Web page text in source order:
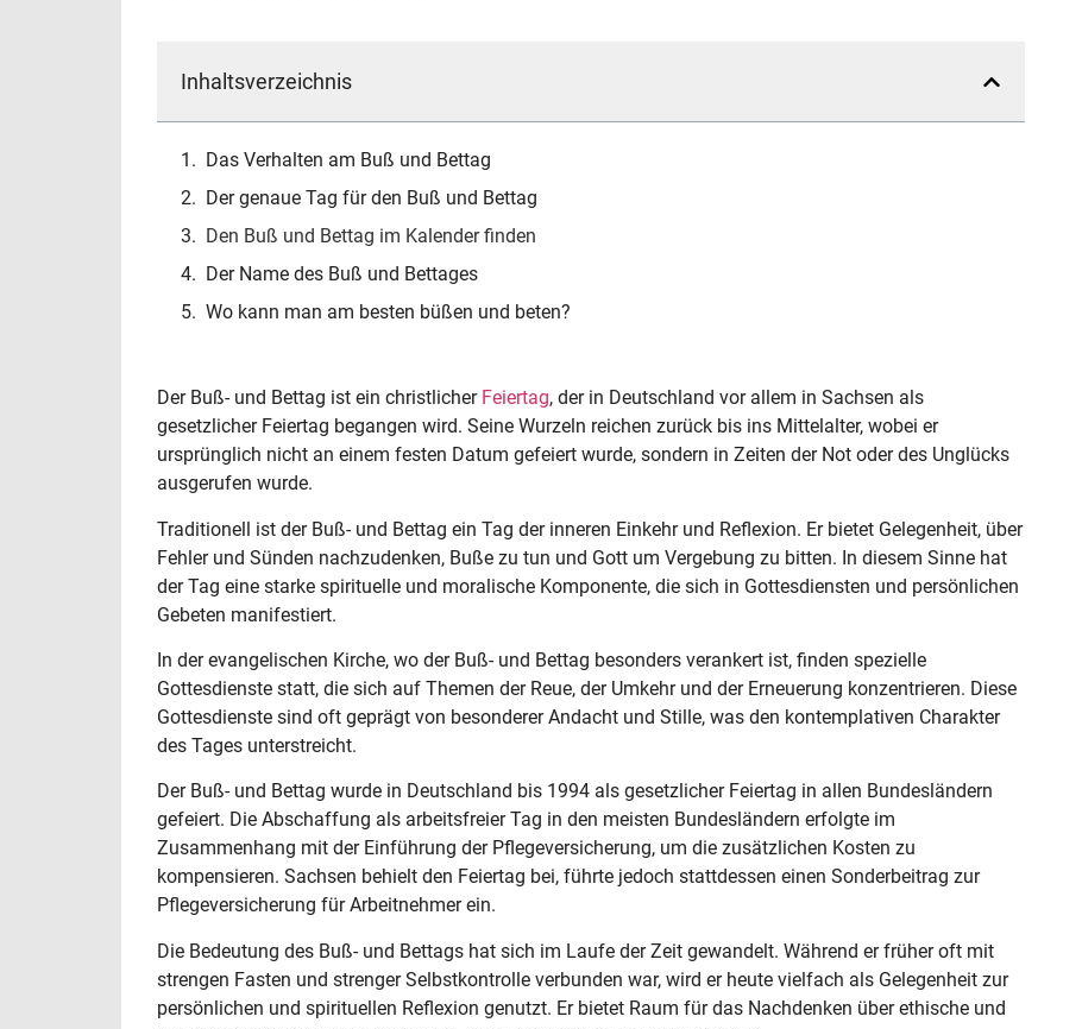
Inhaltsverzeichnis
Das Verhalten am Buß und Bettag
Der genaue Tag für den Buß und Bettag
Den Buß und Bettag im Kalender finden
Der Name des Buß und Bettages
Wo kann man am besten büßen und beten?
Der Buß- und Bettag ist ein christlicher Feiertag, der in Deutschland vor allem in Sachsen als
gesetzlicher Feiertag begangen wird. Seine Wurzeln reichen zurück bis ins Mittelalter, wobei er
ursprünglich nicht an einem festen Datum gefeiert wurde, sondern in Zeiten der Not oder des Unglücks
ausgerufen wurde.
Traditionell ist der Buß- und Bettag ein Tag der inneren Einkehr und Reflexion. Er bietet Gelegenheit, über
Fehler und Sünden nachzudenken, Buße zu tun und Gott um Vergebung zu bitten. In diesem Sinne hat
der Tag eine starke spirituelle und moralische Komponente, die sich in Gottesdiensten und persönlichen
Gebeten manifestiert.
In der evangelischen Kirche, wo der Buß- und Bettag besonders verankert ist, finden spezielle
Gottesdienste statt, die sich auf Themen der Reue, der Umkehr und der Erneuerung konzentrieren. Diese
Gottesdienste sind oft geprägt von besonderer Andacht und Stille, was den kontemplativen Charakter
des Tages unterstreicht.
Der Buß- und Bettag wurde in Deutschland bis 1994 als gesetzlicher Feiertag in allen Bundesländern
gefeiert. Die Abschaffung als arbeitsfreier Tag in den meisten Bundesländern erfolgte im
Zusammenhang mit der Einführung der Pflegeversicherung, um die zusätzlichen Kosten zu
kompensieren. Sachsen behielt den Feiertag bei, führte jedoch stattdessen einen Sonderbeitrag zur
Pflegeversicherung für Arbeitnehmer ein.
Die Bedeutung des Buß- und Bettags hat sich im Laufe der Zeit gewandelt. Während er früher oft mit
strengen Fasten und strenger Selbstkontrolle verbunden war, wird er heute vielfach als Gelegenheit zur
persönlichen und spirituellen Reflexion genutzt. Er bietet Raum für das Nachdenken über ethische und